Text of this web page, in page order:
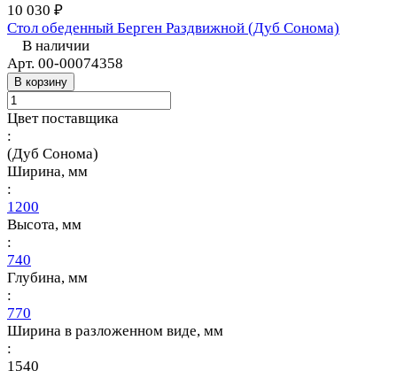
10 030 ₽
Стол обеденный Берген Раздвижной (Дуб Сонома)
В наличии
Арт. 00-00074358
В корзину
Цвет поставщика
:
(Дуб Сонома)
Ширина, мм
:
1200
Высота, мм
:
740
Глубина, мм
:
770
Ширина в разложенном виде, мм
:
1540